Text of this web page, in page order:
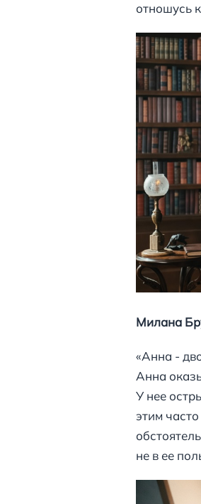
отношусь
Милана
«Анна -
Анна
У нее
этим
не в ее